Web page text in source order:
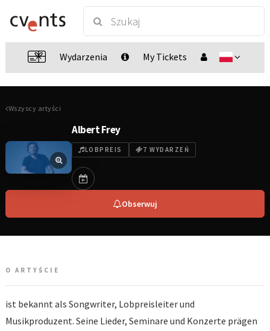
Wydarzenia My Tickets
Wszyscy artyści
Albert Frey
LOBPREIS 7 WYDARZEŃ
Obserwuj
O ARTYŚCIE
ist bekannt als Songwriter, Lobpreisleiter und
Musikproduzent. Seine Lieder, Seminare und Konzerte prägen